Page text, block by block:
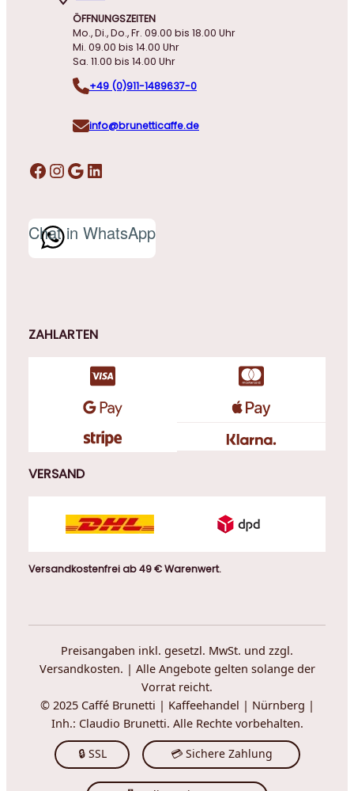
ÖFFNUNGSZEITEN
Mo., Di., Do., Fr. 09.00 bis 18.00 Uhr
Mi. 09.00 bis 14.00 Uhr
Sa. 11.00 bis 14.00 Uhr
+49 (0)911-1489637-0
info@brunetticaffe.de
Facebook InstagramGoogle LinkedIn
Chat in WhatsApp
ZAHLARTEN
VERSAND
Versandkostenfrei ab 49 € Warenwert.
Preisangaben inkl. gesetzl. MwSt. und zzgl.
Versandkosten. | Alle Angebote gelten solange der
Vorrat reicht.
© 2025 Caffé Brunetti | Kaffeehandel | Nürnberg |
Inh.: Claudio Brunetti. Alle Rechte vorbehalten.
🔒 SSL 💳 Sichere Zahlung